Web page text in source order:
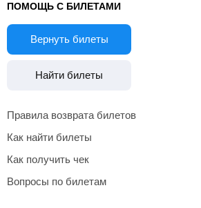
ПОМОЩЬ С БИЛЕТАМИ
Вернуть билеты
Найти билеты
Правила возврата билетов
Как найти билеты
Как получить чек
Вопросы по билетам